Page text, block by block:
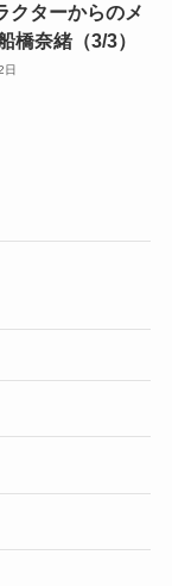
クターからのメ
橋奈緒（3/3）
日